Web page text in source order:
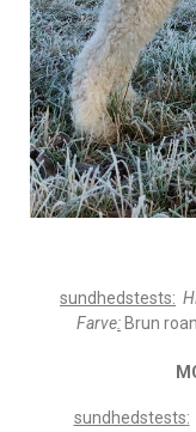
DIXIE
sundhedstests:
Farve: Brun
sundhedstests: